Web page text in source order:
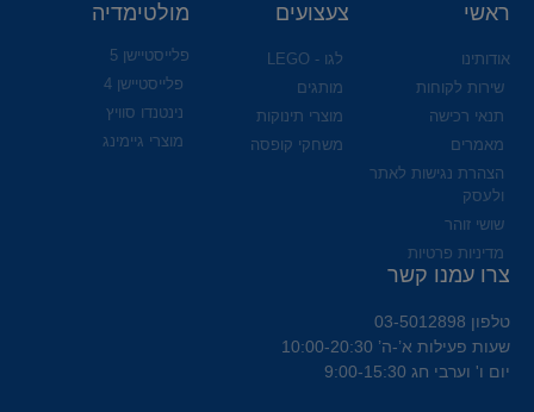
ראשי
אודותינו
שירות לקוחות
תנאי רכישה
מאמרים
הצהרת נגישות לאתר
ולעסק
שושי זוהר
מדיניות פרטיות
צעצועים
לגו - LEGO
מותגים
מוצרי תינוקות
משחקי קופסה
מולטימדיה
פלייסטיישן 5
פלייסטיישן 4
נינטנדו סוויץ
מוצרי גיימינג
צרו עמנו קשר
טלפון 03-5012898
שעות פעילות א’-ה’ 10:00-20:30
יום ו' וערבי חג 9:00-15:30